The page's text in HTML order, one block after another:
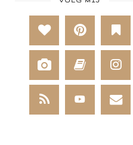
BAKKEN
BEESTENBOEL
BOEKEN
BREIEN
BRUSHO